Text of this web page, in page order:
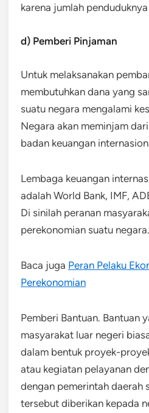
karena jumlah
d) Pemberi Pinjaman
Untuk melaksanakan
membutuhkan dana yang
suatu negara mengalami
Negara akan meminjam
badan keuangan
Lembaga keuangan
adalah World Bank, IMF,
Di sinilah peranan
perekonomian suatu negara.
Baca juga Peran Pelaku
Perekonomian
Pemberi Bantuan. Bantuan
masyarakat luar negeri
dalam bentuk proyek-
atau kegiatan pelayanan
dengan pemerintah daerah
tersebut diberikan kepada